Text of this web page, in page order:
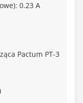
0.23 A
Pactum PT-3